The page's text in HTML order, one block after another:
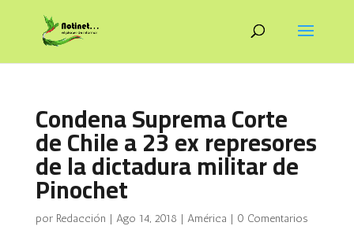
Condena Suprema Corte
de Chile a 23 ex represores
de la dictadura militar de
Pinochet
por Redacción | Ago 14, 2018 | América | 0 Comentarios